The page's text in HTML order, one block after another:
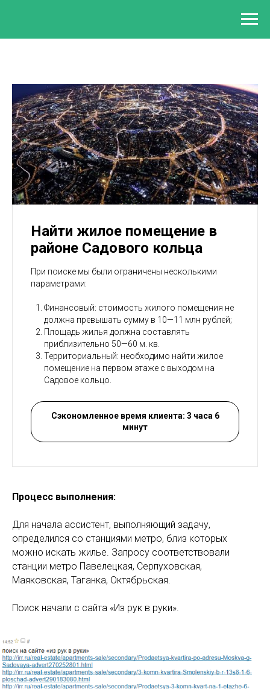
Найти жилое помещение в
районе Садового кольца
При поиске мы были ограничены несколькими
параметрами:
Финансовый: стоимость жилого помещения не
должна превышать сумму в 10—11 млн рублей;
Площадь жилья должна составлять
приблизительно 50—60 м. кв.
Территориальный: необходимо найти жилое
помещение на первом этаже с выходом на
Садовое кольцо.
Сэкономленное время клиента: 3 часа 6
минут
Процесс выполнения:
Для начала ассистент, выполняющий задачу,
определился со станциями метро, близ которых
можно искать жилье. Запросу соответствовали
станции метро Павелецкая, Серпуховская,
Маяковская, Таганка, Октябрьская.
Поиск начали с сайта «Из рук в руки».